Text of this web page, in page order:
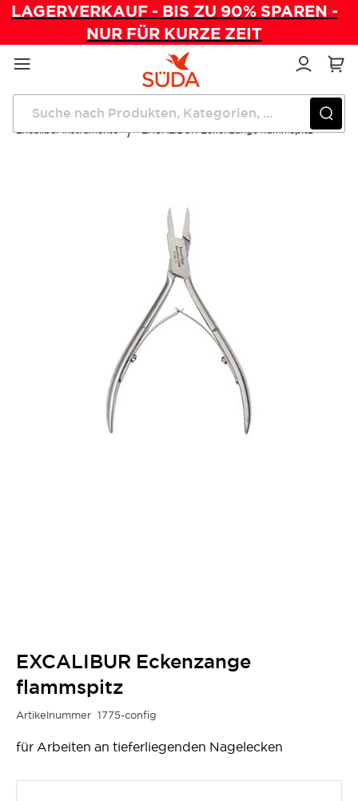
LAGERVERKAUF - BIS ZU 90% SPAREN -
NUR FÜR KURZE ZEIT
Direkt
zum
Inhalt
Startseite Instrumente
Zangen & Instrumente
Excalibur Instrumente
EXCALIBUR Eckenzange flammspitz
EXCALIBUR Eckenzange
flammspitz
Artikelnummer 1775-config
für Arbeiten an tieferliegenden Nagelecken